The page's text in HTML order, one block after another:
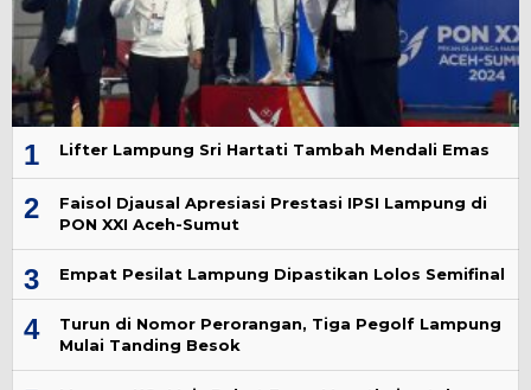
1 Lifter Lampung Sri Hartati Tambah Mendali Emas
2
Faisol Djausal Apresiasi Prestasi IPSI Lampung di
PON XXI Aceh-Sumut
3 Empat Pesilat Lampung Dipastikan Lolos Semifinal
4
Turun di Nomor Perorangan, Tiga Pegolf Lampung
Mulai Tanding Besok